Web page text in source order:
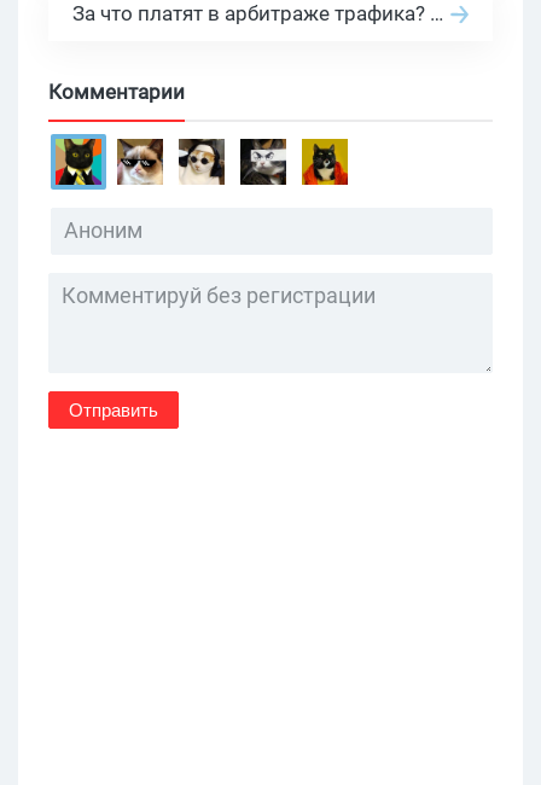
За что платят в арбитраже трафика? 30 моделей оплаты в бурж и СНГ партнерках
Комментарии
Отправить